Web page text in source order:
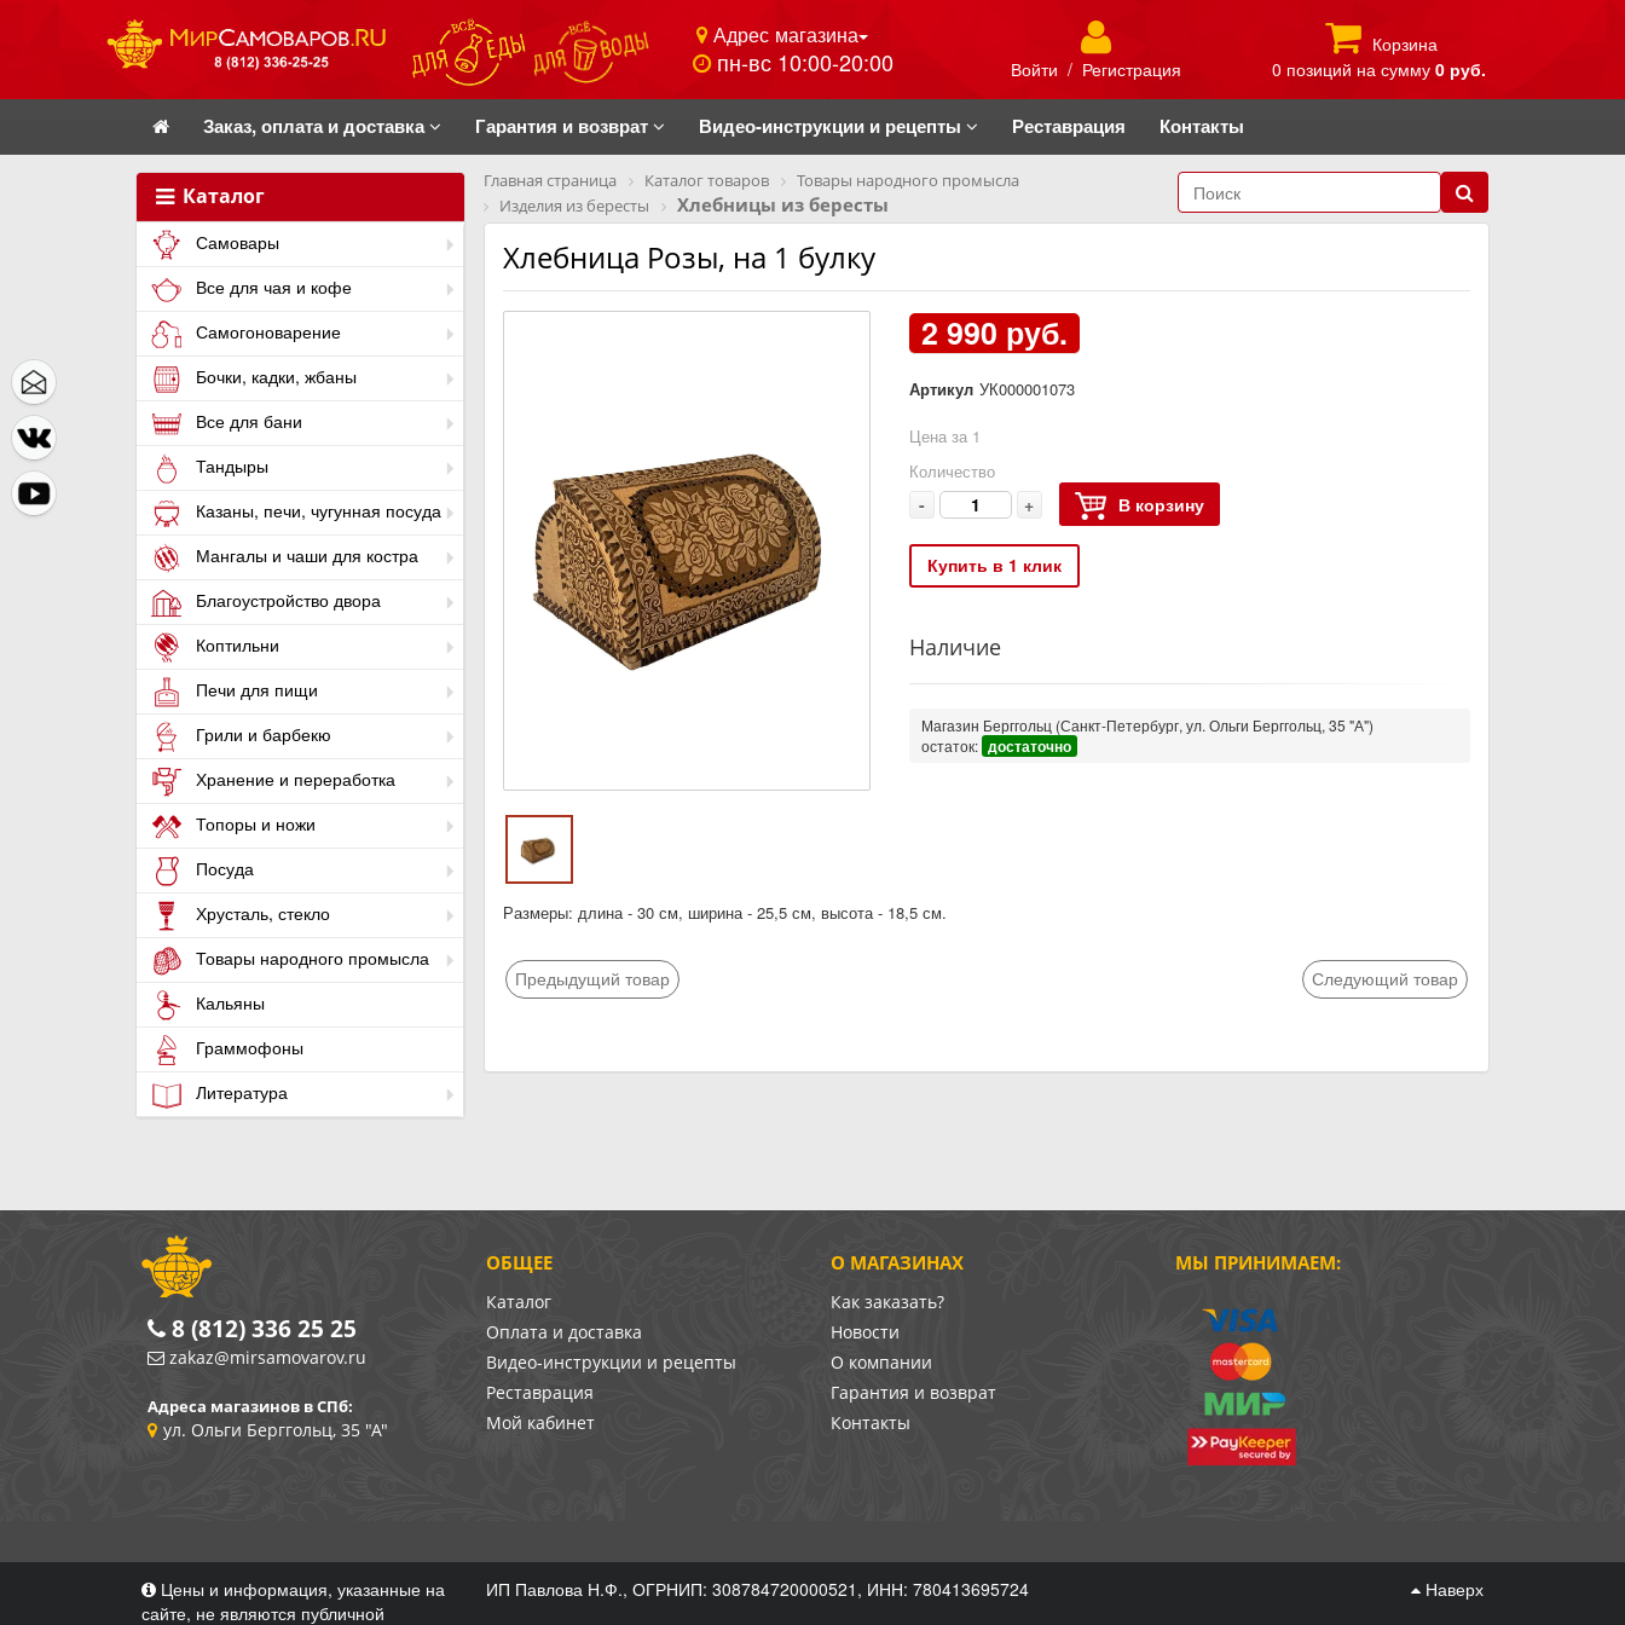
Адрес магазина
пн-вс 10:00-20:00 Войти / Регистрация
Корзина
0 позиций на сумму 0 руб.
Заказ, оплата и доставка Гарантия и возврат Видео-инструкции и рецепты Реставрация Контакты
Каталог
Самовары
Все для чая и кофе
Самогоноварение
Бочки, кадки, жбаны
Все для бани
Тандыры
Казаны, печи, чугунная посуда
Мангалы и чаши для костра
Благоустройство двора
Коптильни
Печи для пищи
Грили и барбекю
Хранение и переработка
Топоры и ножи
Посуда
Хрусталь, стекло
Товары народного промысла
Кальяны
Граммофоны
Литература
Главная страница Каталог товаров
Товары народного промысла
Изделия из бересты
Хлебницы из бересты
Хлебница Розы, на 1 булку
2 990 руб.
Артикул УК000001073
Цена за 1
Количество
- + В корзину
Купить в 1 клик
Наличие
Магазин Берггольц (Санкт-Петербург, ул. Ольги Берггольц, 35 "А")
остаток: достаточно
Размеры: длина - 30 см, ширина - 25,5 см, высота - 18,5 см.
Предыдущий товар Следующий товар
О МАГАЗИНАХ
Как заказать?
Новости
О компании
Гарантия и возврат
Контакты
ОБЩЕЕ
Каталог
Оплата и доставка
Видео-инструкции и рецепты
Реставрация
Мой кабинет
МЫ ПРИНИМАЕМ:
8 (812) 336 25 25
zakaz@mirsamovarov.ru
Адреса магазинов в СПб:
ул. Ольги Берггольц, 35 "А"
Цены и информация, указанные на
сайте, не являются публичной
ИП Павлова Н.Ф., ОГРНИП: 308784720000521, ИНН: 780413695724 Наверх